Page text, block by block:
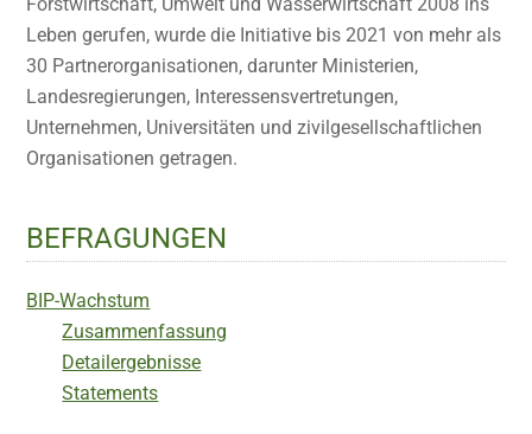
Leben gerufen, wurde die Initiative bis 2021 von mehr als
30 Partnerorganisationen, darunter Ministerien,
Landesregierungen, Interessensvertretungen,
Unternehmen, Universitäten und zivilgesellschaftlichen
Organisationen getragen.
BEFRAGUNGEN
BIP-Wachstum
Zusammenfassung
Detailergebnisse
Statements